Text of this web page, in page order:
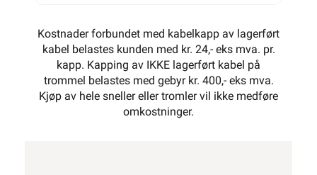
Kostnader forbundet med kabelkapp av lagerført
kabel belastes kunden med kr. 24,- eks mva. pr.
kapp. Kapping av IKKE lagerført kabel på
trommel belastes med gebyr kr. 400,- eks mva.
Kjøp av hele sneller eller tromler vil ikke medføre
omkostninger.